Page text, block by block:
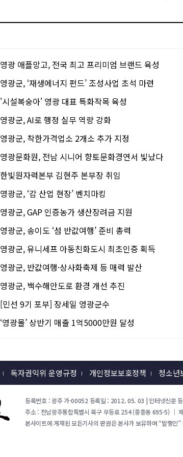
영광 애플망고, 전국 최고 프리미엄 브랜드 육성
영광군, ‘재생에너지 펀드’ 조성사업 초석 마련
'시설복숭아' 영광 대표 특화작목 육성
영광군, AI로 행정 실무 역량 강화
영광군, 착한가격업소 2개소 추가 지정
영광문화원, 전남 시니어 향토문화경연서 빛났다
한빛원자력본부 김현주 본부장 취임
영광군, ‘감 산업 현장’ 벤치마킹
영광군, GAP 인증농가 생산장려금 지원
영광군, 송이도 ‘섬 반값여행’ 준비 총력
영광군, 유니세프 아동친화도시 최초인증 획득
영광군, 반값여행·상사화축제 등 매력 발산
영광군, 백수해안도로 환경 개선 추진
[민선 9기 포부] 장세일 영광군수
‘영광몰’ 상반기 매출 1억5000만원 달성
독자권익위 운영규정 개인정보보호정책 청소년
등록번호 : 광주 가-00052 등록일 : 2012. 05. 03 | 인터넷신문
주소 : 전남광주통합특별시 북구 무등로 254 (중흥동 695-5)
본사이트에 게재된 모든기사의 판권은 본사가 보유하며 “발행인